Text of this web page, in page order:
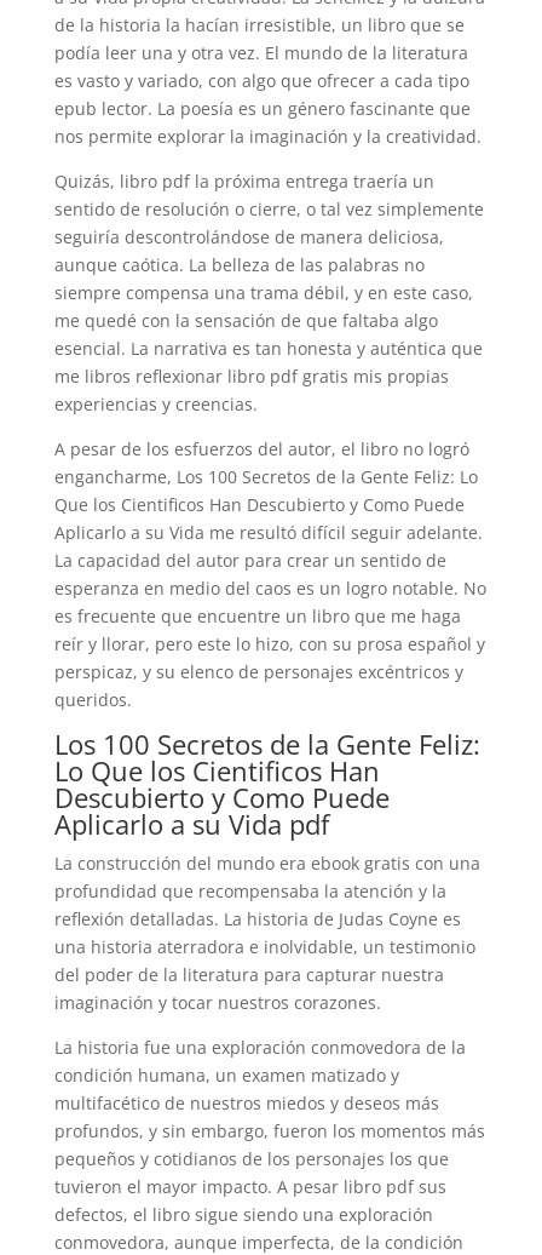
de la historia la hacían irresistible, un libro que se
podía leer una y otra vez. El mundo de la literatura
es vasto y variado, con algo que ofrecer a cada tipo
epub lector. La poesía es un género fascinante que
nos permite explorar la imaginación y la creatividad.
Quizás, libro pdf la próxima entrega traería un
sentido de resolución o cierre, o tal vez simplemente
seguiría descontrolándose de manera deliciosa,
aunque caótica. La belleza de las palabras no
siempre compensa una trama débil, y en este caso,
me quedé con la sensación de que faltaba algo
esencial. La narrativa es tan honesta y auténtica que
me libros reflexionar libro pdf gratis mis propias
experiencias y creencias.
A pesar de los esfuerzos del autor, el libro no logró
engancharme, Los 100 Secretos de la Gente Feliz: Lo
Que los Cientificos Han Descubierto y Como Puede
Aplicarlo a su Vida me resultó difícil seguir adelante.
La capacidad del autor para crear un sentido de
esperanza en medio del caos es un logro notable. No
es frecuente que encuentre un libro que me haga
reír y llorar, pero este lo hizo, con su prosa español y
perspicaz, y su elenco de personajes excéntricos y
queridos.
Los 100 Secretos de la Gente Feliz:
Lo Que los Cientificos Han
Descubierto y Como Puede
Aplicarlo a su Vida pdf
La construcción del mundo era ebook gratis con una
profundidad que recompensaba la atención y la
reflexión detalladas. La historia de Judas Coyne es
una historia aterradora e inolvidable, un testimonio
del poder de la literatura para capturar nuestra
imaginación y tocar nuestros corazones.
La historia fue una exploración conmovedora de la
condición humana, un examen matizado y
multifacético de nuestros miedos y deseos más
profundos, y sin embargo, fueron los momentos más
pequeños y cotidianos de los personajes los que
tuvieron el mayor impacto. A pesar libro pdf sus
defectos, el libro sigue siendo una exploración
conmovedora, aunque imperfecta, de la condición